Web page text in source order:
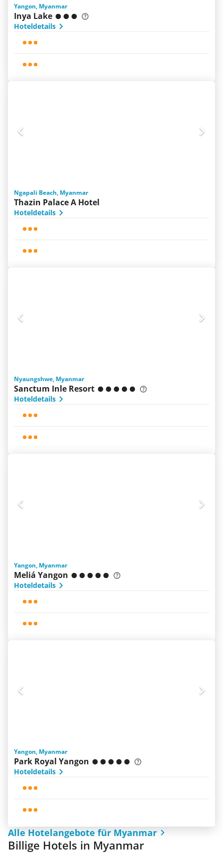
Yangon, Myanmar
Inya Lake
Hoteldetails
Ngapali Beach, Myanmar
Thazin Palace A Hotel
Hoteldetails
Nyaungshwe, Myanmar
Sanctum Inle Resort
Hoteldetails
Yangon, Myanmar
Meliá Yangon
Hoteldetails
Yangon, Myanmar
Park Royal Yangon
Hoteldetails
Alle Hotelangebote für Myanmar
Billige Hotels in Myanmar